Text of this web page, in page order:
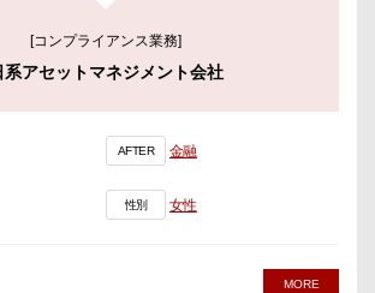
[コンプライアンス業務]
系アセットマネジメント会社
AFTER 金融
性別 女性
MORE